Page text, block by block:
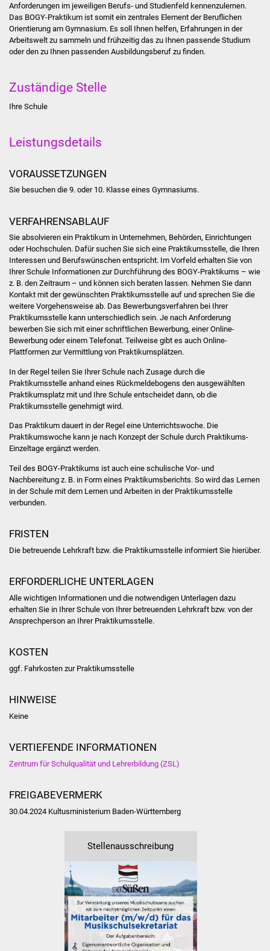
Veröffentlichungen
Ortsrecht
Schulentwicklung Bizet
Sanierung Hallenbad
Sanierung Bizethalle
Ortsentwicklung
Presse
Bürger & Service
Dienstleistungen
Formulare
Bildung
Kindergärten
Lokale Agenda
Jugendhaus
Familienzentrum
Stadtwerke
Suenergie
NETZMonitor
Anforderungen im jeweiligen Berufs- und Studienfeld kennenzulernen.
Das BOGY-Praktikum ist somit ein zentrales Element der Beruflichen
Orientierung am Gymnasium. Es soll Ihnen helfen, Erfahrungen in der
Arbeitswelt zu sammeln und frühzeitig das zu Ihnen passende Studium
oder den zu Ihnen passenden Ausbildungsberuf zu finden.
Zuständige Stelle
Ihre Schule
Leistungsdetails
VORAUSSETZUNGEN
Sie besuchen die 9. oder 10. Klasse eines Gymnasiums.
VERFAHRENSABLAUF
Sie absolvieren ein Praktikum in Unternehmen, Behörden, Einrichtungen
oder Hochschulen. Dafür suchen Sie sich eine Praktikumsstelle, die Ihren
Interessen und Berufswünschen entspricht. Im Vorfeld erhalten Sie von
Ihrer Schule Informationen zur Durchführung des BOGY-Praktikums – wie
z. B. den Zeitraum – und können sich beraten lassen. Nehmen Sie dann
Kontakt mit der gewünschten Praktikumsstelle auf und sprechen Sie die
weitere Vorgehensweise ab. Das Bewerbungsverfahren bei Ihrer
Praktikumsstelle kann unterschiedlich sein. Je nach Anforderung
bewerben Sie sich mit einer schriftlichen Bewerbung, einer Online-
Bewerbung oder einem Telefonat. Teilweise gibt es auch Online-
Plattformen zur Vermittlung von Praktikumsplätzen.
In der Regel teilen Sie Ihrer Schule nach Zusage durch die
Praktikumsstelle anhand eines Rückmeldebogens den ausgewählten
Praktikumsplatz mit und Ihre Schule entscheidet dann, ob die
Praktikumsstelle genehmigt wird.
Das Praktikum dauert in der Regel eine Unterrichtswoche. Die
Praktikumswoche kann je nach Konzept der Schule durch Praktikums-
Einzeltage ergänzt werden.
Teil des BOGY-Praktikums ist auch eine schulische Vor- und
Nachbereitung z. B. in Form eines Praktikumsberichts. So wird das Lernen
in der Schule mit dem Lernen und Arbeiten in der Praktikumsstelle
verbunden.
FRISTEN
Die betreuende Lehrkraft bzw. die Praktikumsstelle informiert Sie hierüber.
ERFORDERLICHE UNTERLAGEN
Alle wichtigen Informationen und die notwendigen Unterlagen dazu
erhalten Sie in Ihrer Schule von Ihrer betreuenden Lehrkraft bzw. von der
Ansprechperson an Ihrer Praktikumsstelle.
KOSTEN
ggf. Fahrkosten zur Praktikumsstelle
HINWEISE
Keine
VERTIEFENDE INFORMATIONEN
Zentrum für Schulqualität und Lehrerbildung (ZSL)
FREIGABEVERMERK
30.04.2024 Kultusministerium Baden-Württemberg
Stellenausschreibung